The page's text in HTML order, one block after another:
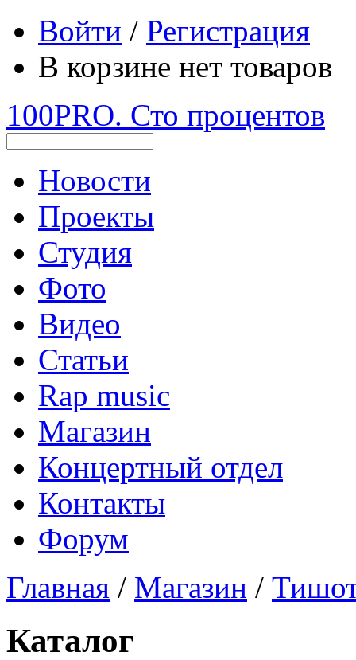
Войти / Регистрация
В корзине нет товаров
100PRO. Сто процентов
Новости
Проекты
Студия
Фото
Видео
Статьи
Rap music
Магазин
Концертный отдел
Контакты
Форум
Главная / Магазин /
Каталог